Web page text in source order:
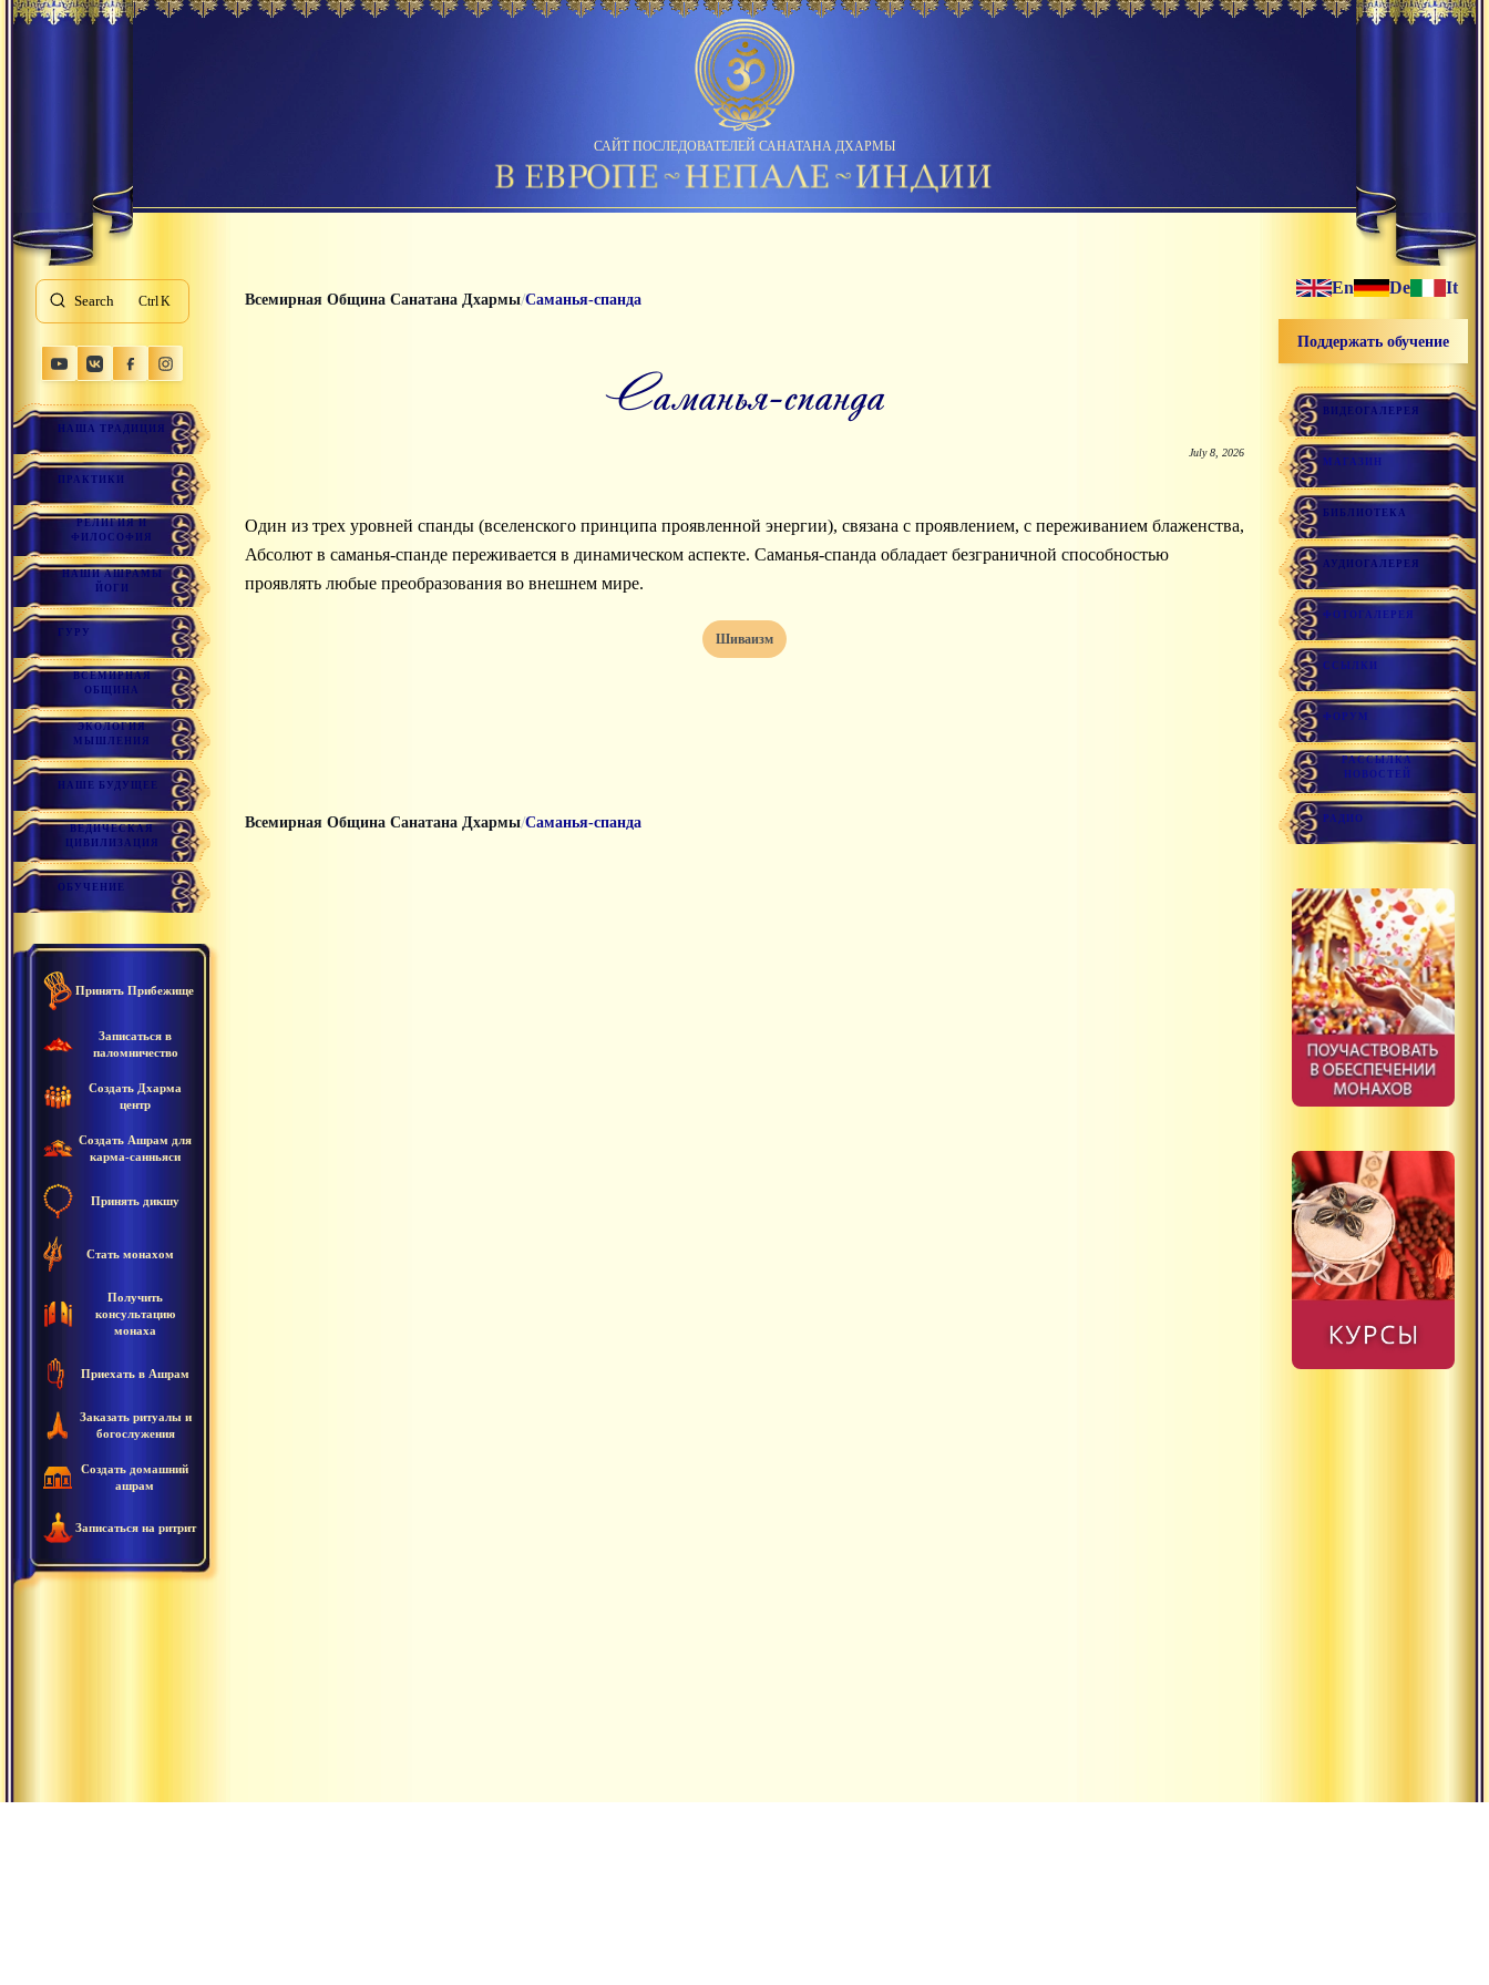
САЙТ ПОСЛЕДОВАТЕЛЕЙ САНАТАНА ДХАРМЫ
Search K
НАША ТРАДИЦИЯ
ПРАКТИКИ
РЕЛИГИЯ И
ФИЛОСОФИЯ
НАШИ АШРАМЫ
ЙОГИ
ГУРУ
ВСЕМИРНАЯ
ОБЩИНА
ЭКОЛОГИЯ
МЫШЛЕНИЯ
НАШЕ БУДУЩЕЕ
ВЕДИЧЕСКАЯ
ЦИВИЛИЗАЦИЯ
ОБУЧЕНИЕ
Принять Прибежище
Записаться в
паломничество
Создать Дхарма
центр
Создать Ашрам для
карма-санньяси
Принять дикшу
Стать монахом
Получить
консультацию
монаха
Приехать в Ашрам
Заказать ритуалы и
богослужения
Создать домашний
ашрам
Записаться на ритрит
Всемирная Община Санатана Дхармы/Саманья-спанда
саманья-спанда
July 8, 2026
Один из трех уровней спанды (вселенского принципа проявленной энергии), связана с проявлением, с переживанием блаженства,
Абсолют в саманья-спанде переживается в динамическом аспекте. Саманья-спанда обладает безграничной способностью
проявлять любые преобразования во внешнем мире.
Шиваизм
Всемирная Община Санатана Дхармы/Саманья-спанда
En De It
Поддержать обучение
ВИДЕОГАЛЕРЕЯ
МАГАЗИН
БИБЛИОТЕКА
АУДИОГАЛЕРЕЯ
ФОТОГАЛЕРЕЯ
ССЫЛКИ
ФОРУМ
РАССЫЛКА
НОВОСТЕЙ
РАДИО